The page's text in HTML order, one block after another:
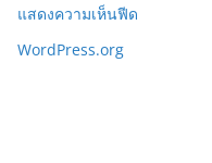
แสดงความเห็นฟีด
WordPress.org